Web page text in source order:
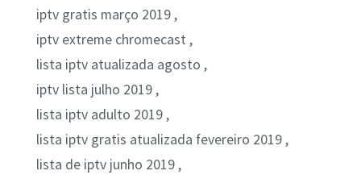
iptv gratis março 2019 ,
iptv extreme chromecast ,
lista iptv atualizada agosto ,
iptv lista julho 2019 ,
lista iptv adulto 2019 ,
lista iptv gratis atualizada fevereiro 2019 ,
lista de iptv junho 2019 ,